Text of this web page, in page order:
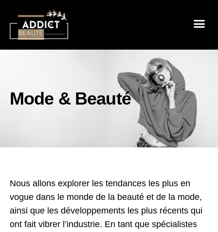
Mode & Beauté
Nous allons explorer les tendances les plus en
vogue dans le monde de la beauté et de la mode,
ainsi que les développements les plus récents qui
ont fait vibrer l’industrie. En tant que spécialistes